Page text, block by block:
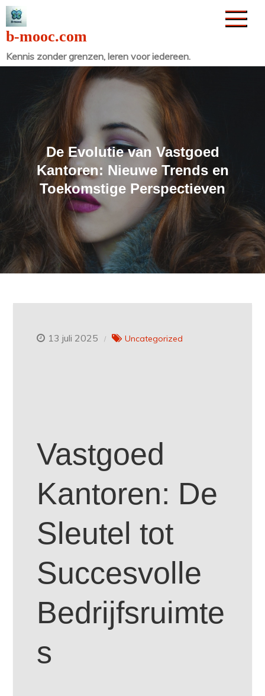
Naar
de
inhoud
gaan
b-mooc.com
Kennis zonder grenzen, leren voor iedereen.
De Evolutie van Vastgoed
Kantoren: Nieuwe Trends en
Toekomstige Perspectieven
13 juli 2025 Uncategorized
Vastgoed
Kantoren: De
Sleutel tot
Succesvolle
Bedrijfsruimte
s